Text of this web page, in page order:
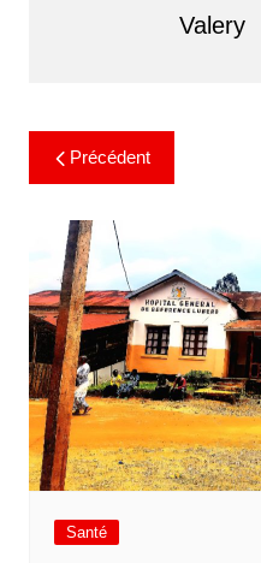
Valery
Précédent
Santé